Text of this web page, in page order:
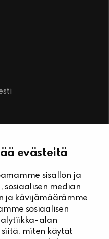
evästeitä
sisällön ja
sosiaalisen median
ja kävijämäärämme
sosiaalisen
alan
miten käytät